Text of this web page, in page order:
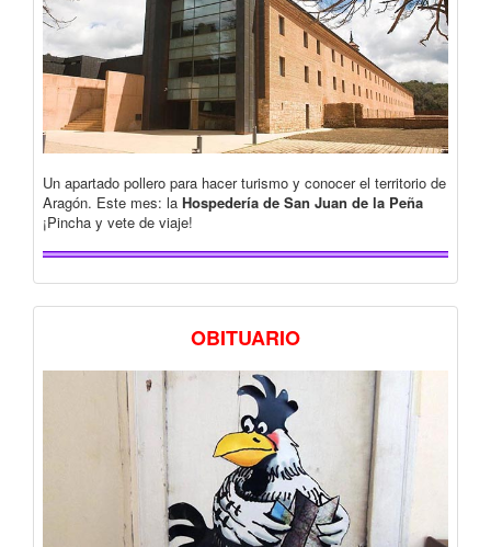
Un apartado pollero para hacer turismo y conocer el territorio de
Aragón. Este mes: la Hospedería de San Juan de la Peña
¡Pincha y vete de viaje!
OBITUARIO